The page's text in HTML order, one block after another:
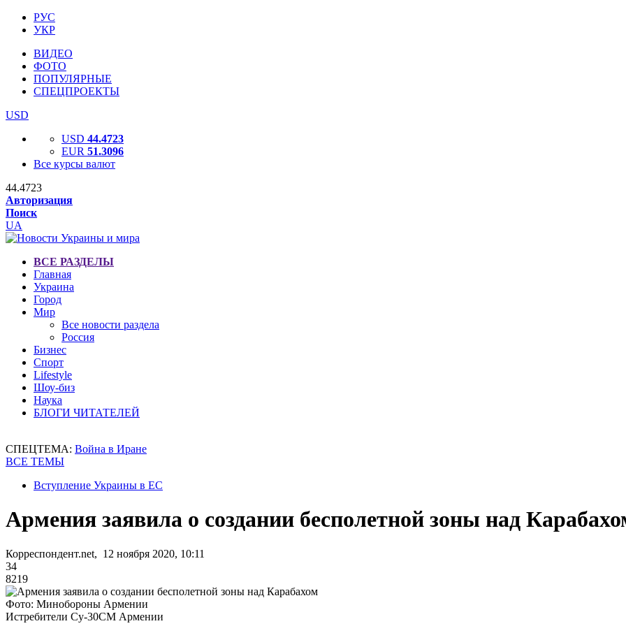
РУС
УКР
ВИДЕО
ФОТО
ПОПУЛЯРНЫЕ
СПЕЦПРОЕКТЫ
USD
USD 44.4723
EUR 51.3096
Все курсы валют
44.4723
Авторизация
Поиск
UA
ВСЕ РАЗДЕЛЫ
Главная
Украина
Город
Мир
Все новости раздела
Россия
Бизнес
Спорт
Lifestyle
Шоу-биз
Наука
БЛОГИ ЧИТАТЕЛЕЙ
СПЕЦТЕМА: Война в Иране
ВСЕ ТЕМЫ
Вступление Украины в ЕС
Армения заявила о создании бесполетной зоны над
Корреспондент.net, 12 ноября 2020, 10:11
34
8219
Фото: Минобороны Армении
Истребители Су-30СМ Армении